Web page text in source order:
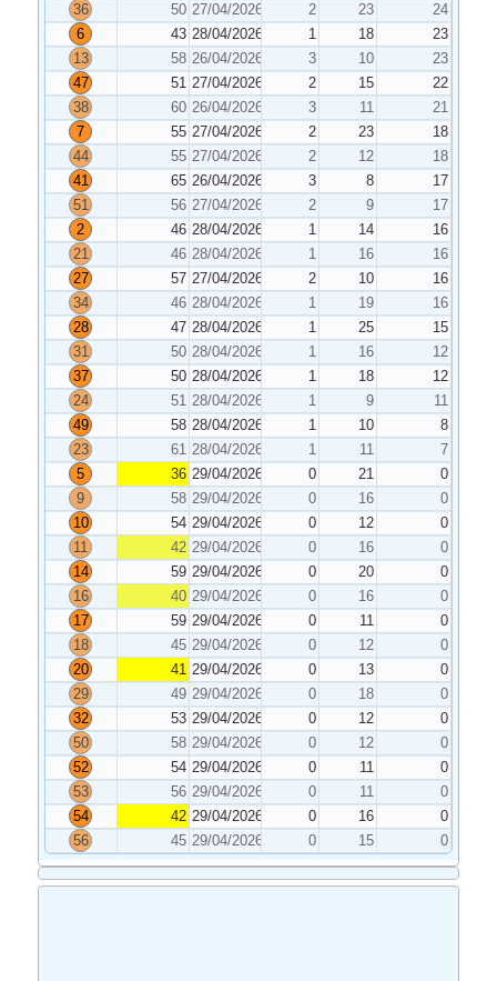
36
50 27/04/2026 2 23
24
6
43 28/04/2026 1 18
23
13
58 26/04/2026 3 10
23
47
51 27/04/2026 2 15
22
38
60 26/04/2026 3 11
21
7
55 27/04/2026 2 23
18
44
55 27/04/2026 2 12
18
41
65 26/04/2026 3 8
17
51
56 27/04/2026 2 9
17
2
46 28/04/2026 1 14
16
21
46 28/04/2026 1 16
16
27
57 27/04/2026 2 10
16
34
46 28/04/2026 1 19
16
28
47 28/04/2026 1 25
15
31
50 28/04/2026 1 16
12
37
50 28/04/2026 1 18
12
24
51 28/04/2026 1 9
11
49
58 28/04/2026 1 10
8
23
61 28/04/2026 1 11
7
5
36 29/04/2026 0 21
0
9
58 29/04/2026 0 16
0
10
54 29/04/2026 0 12
0
11
42 29/04/2026 0 16
0
14
59 29/04/2026 0 20
0
16
40 29/04/2026 0 16
0
17
59 29/04/2026 0 11
0
18
45 29/04/2026 0 12
0
20
41 29/04/2026 0 13
0
29
49 29/04/2026 0 18
0
32
53 29/04/2026 0 12
0
50
58 29/04/2026 0 12
0
52
54 29/04/2026 0 11
0
53
56 29/04/2026 0 11
0
54
42 29/04/2026 0 16
0
56
45 29/04/2026 0 15 0